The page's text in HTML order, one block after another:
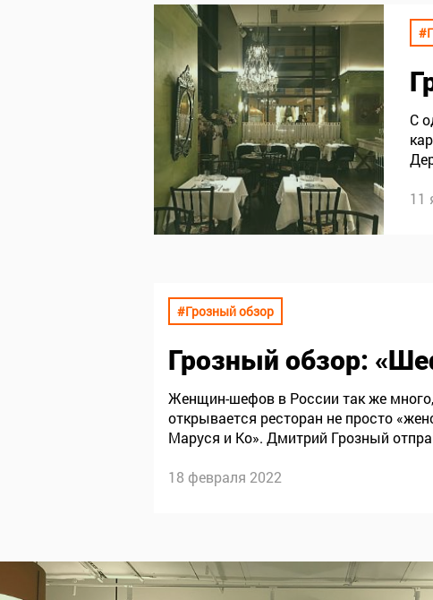
С
11
#Грозный обзор
Грозный обзор:
Женщин-шефов в России так же
открывается ресторан не просто
Маруся и Ко». Дмитрий Грозный
18 февраля 2022